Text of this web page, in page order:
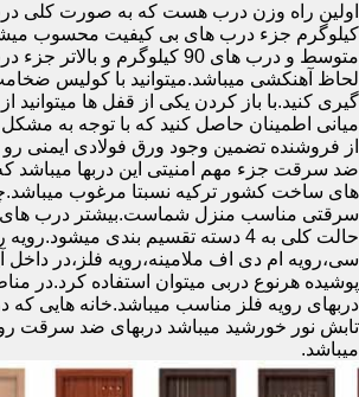
متوسط و درب های 90 کیلوگرم و
لحاظ آهنکشی میباشد.میتوانید با کولیس
گیری کنید.با باز کردن یکی از قفل ها میتوانید
میانی اطمینان حاصل کنید که با توجه به مشکل
از فروشنده تضمین وجود ورق فولادی ایمنی رو
ضد سرقت جزء مهم امنیتی این دربها میباشد
های ساخت کشور ترکیه نسبتا مرغوب
سرقتی مناسب منزل شماست.بیشتر درب های
حالت کلی به 4 دسته تقسیم بندی
سی،رویه ام دی اف ملامینه،رویه فلز،در داخل
پوشیده هرنوع دربی میتوان استفاده کرد.در
دربهای رویه فلز مناسب میباشد.خانه هایی
تابش نور خورشید میباشد دربهای ضد سرقت
میباشد.